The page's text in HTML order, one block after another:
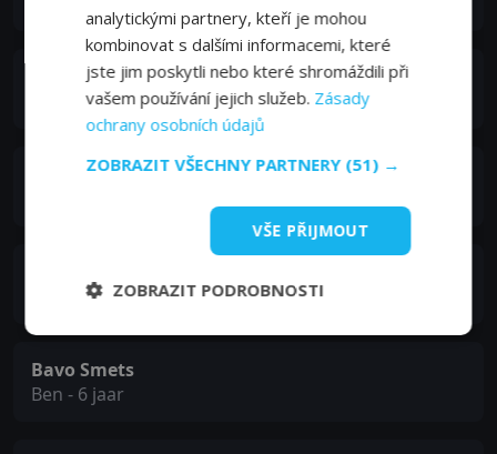
Tania Van der Sanden
Sabine
Cesar De Sutter
Coppola
Bavo Smets
Ben - 6 jaar
analytickými partnery, kteří je mohou
kombinovat s dalšími informacemi, které
jste jim poskytli nebo které shromáždili při
vašem používání jejich služeb. Zásady
ochrany osobních údajů
ZOBRAZIT VŠECHNY PARTNERY (51) →
VŠE PŘIJMOUT
ZOBRAZIT PODROBNOSTI